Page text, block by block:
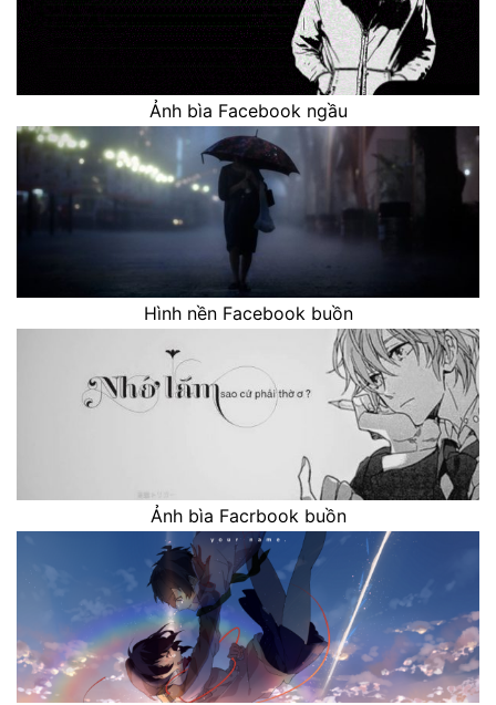
Ảnh bìa Facebook ngầu
Hình nền Facebook buồn
Ảnh bìa Facrbook buồn